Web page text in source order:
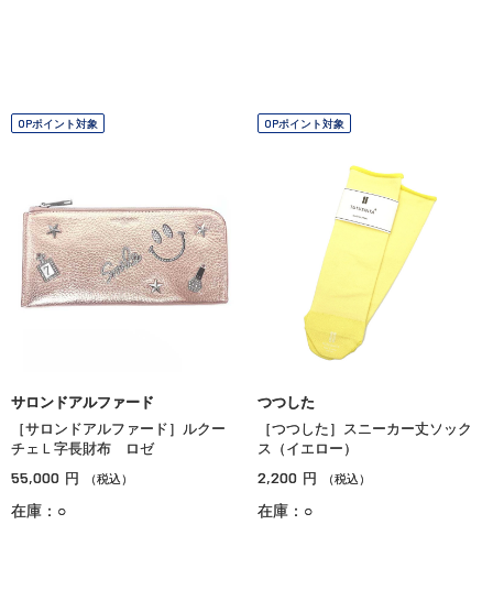
OPポイント対象
サロンドアルファード
［サロンドアルファード］ルクー
チェＬ字長財布 ロゼ
55,000 円 （税込）
在庫：○
OPポイント対象
つつした
［つつした］スニーカー丈ソック
ス（イエロー）
2,200 円 （税込）
在庫：○